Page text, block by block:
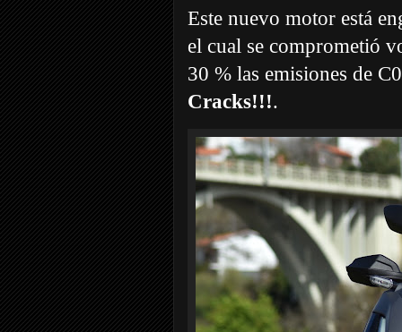
Este nuevo motor está
el cual se comprometió
30 % las emisiones de
Cracks!!!.